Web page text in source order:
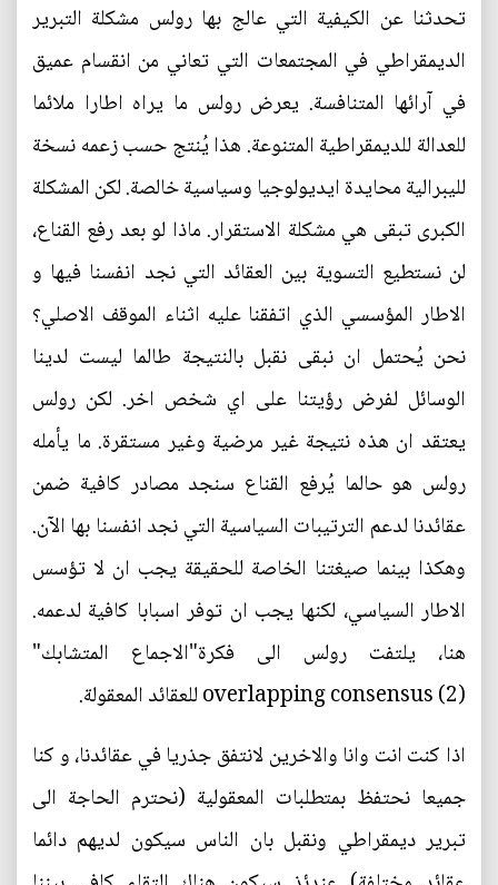
تحدثنا عن الكيفية التي عالج بها رولس مشكلة التبرير
الديمقراطي في المجتمعات التي تعاني من انقسام عميق
في آرائها المتنافسة. يعرض رولس ما يراه اطارا ملائما
للعدالة للديمقراطية المتنوعة. هذا يُنتج حسب زعمه نسخة
لليبرالية محايدة ايديولوجيا وسياسية خالصة. لكن المشكلة
الكبرى تبقى هي مشكلة الاستقرار. ماذا لو بعد رفع القناع،
لن نستطيع التسوية بين العقائد التي نجد انفسنا فيها و
الاطار المؤسسي الذي اتفقنا عليه اثناء الموقف الاصلي؟
نحن يُحتمل ان نبقى نقبل بالنتيجة طالما ليست لدينا
الوسائل لفرض رؤيتنا على اي شخص اخر. لكن رولس
يعتقد ان هذه نتيجة غير مرضية وغير مستقرة. ما يأمله
رولس هو حالما يُرفع القناع سنجد مصادر كافية ضمن
عقائدنا لدعم الترتيبات السياسية التي نجد انفسنا بها الآن.
وهكذا بينما صيغتنا الخاصة للحقيقة يجب ان لا تؤسس
الاطار السياسي، لكنها يجب ان توفر اسبابا كافية لدعمه.
هنا، يلتفت رولس الى فكرة"الاجماع المتشابك"
overlapping consensus (2) للعقائد المعقولة.
اذا كنت انت وانا والاخرين لانتفق جذريا في عقائدنا، و كنا
جميعا نحتفظ بمتطلبات المعقولية (نحترم الحاجة الى
تبرير ديمقراطي ونقبل بان الناس سيكون لديهم دائما